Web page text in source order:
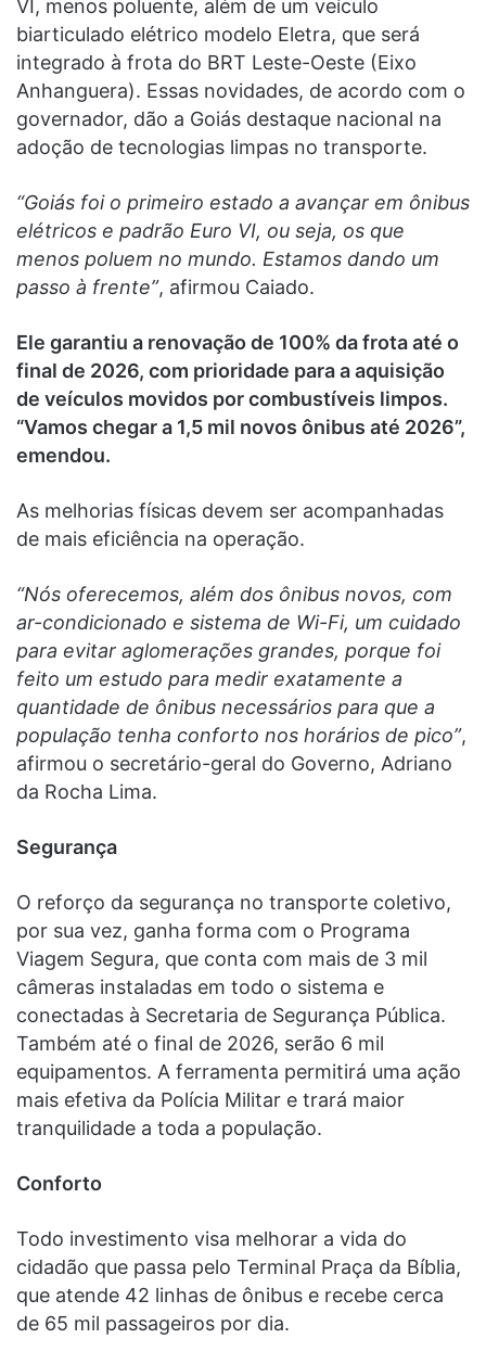
VI, menos poluente, além de um veículo
biarticulado elétrico modelo Eletra, que será
integrado à frota do BRT Leste-Oeste (Eixo
Anhanguera). Essas novidades, de acordo com o
governador, dão a Goiás destaque nacional na
adoção de tecnologias limpas no transporte.
“Goiás foi o primeiro estado a avançar em ônibus
elétricos e padrão Euro VI, ou seja, os que
menos poluem no mundo. Estamos dando um
passo à frente”, afirmou Caiado.
Ele garantiu a renovação de 100% da frota até o
final de 2026, com prioridade para a aquisição
de veículos movidos por combustíveis limpos.
“Vamos chegar a 1,5 mil novos ônibus até 2026”,
emendou.
As melhorias físicas devem ser acompanhadas
de mais eficiência na operação.
“Nós oferecemos, além dos ônibus novos, com
ar-condicionado e sistema de Wi-Fi, um cuidado
para evitar aglomerações grandes, porque foi
feito um estudo para medir exatamente a
quantidade de ônibus necessários para que a
população tenha conforto nos horários de pico”,
afirmou o secretário-geral do Governo, Adriano
da Rocha Lima.
Segurança
O reforço da segurança no transporte coletivo,
por sua vez, ganha forma com o Programa
Viagem Segura, que conta com mais de 3 mil
câmeras instaladas em todo o sistema e
conectadas à Secretaria de Segurança Pública.
Também até o final de 2026, serão 6 mil
equipamentos. A ferramenta permitirá uma ação
mais efetiva da Polícia Militar e trará maior
tranquilidade a toda a população.
Conforto
Todo investimento visa melhorar a vida do
cidadão que passa pelo Terminal Praça da Bíblia,
que atende 42 linhas de ônibus e recebe cerca
de 65 mil passageiros por dia.